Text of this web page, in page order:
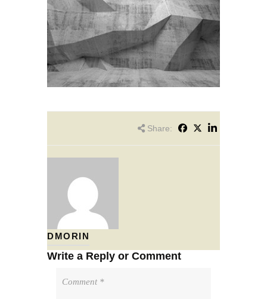
Share:
DMORIN
Write a Reply or Comment